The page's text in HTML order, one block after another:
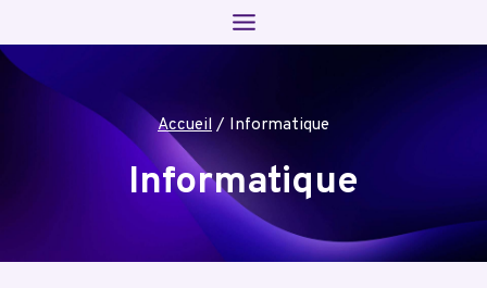
au
contenu
Accueil / Informatique
Informatique